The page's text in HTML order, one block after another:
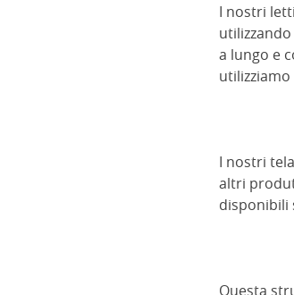
I nostri
a lungo e
I nostri
altri
disponibili
Questa